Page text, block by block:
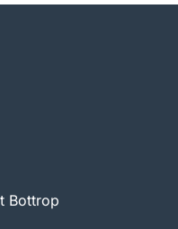
Bottrop